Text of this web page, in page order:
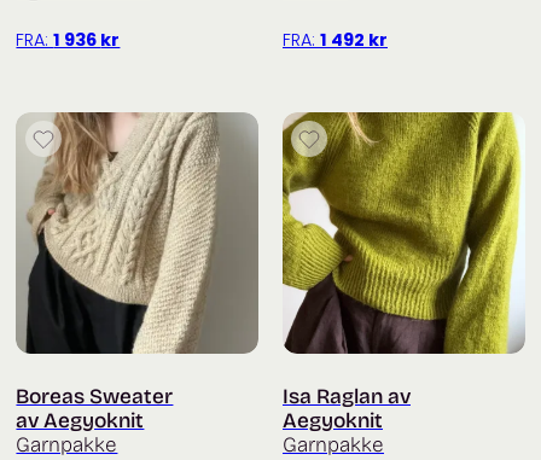
FRA:1 936 kr FRA: 1 492 kr
Boreas Sweater
av Aegyoknit
Garnpakke
Isa Raglan av
Aegyoknit
Garnpakke